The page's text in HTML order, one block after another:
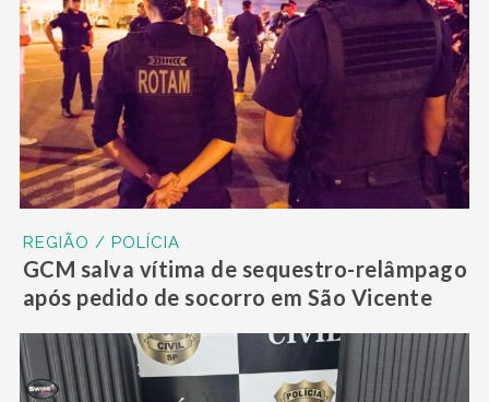
REGIÃO / POLÍCIA
GCM salva vítima de sequestro-relâmpago
após pedido de socorro em São Vicente